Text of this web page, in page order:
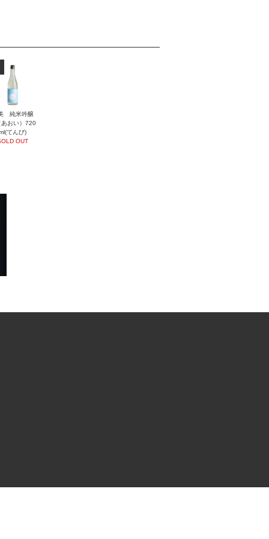
純米吟醸
あおい）720
てんび)
OUT